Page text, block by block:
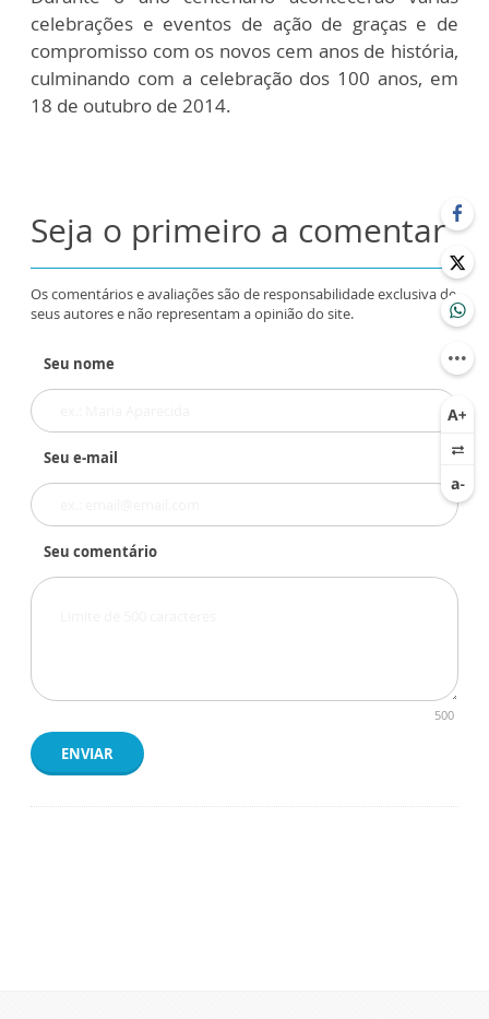
celebrações e eventos de ação de graças e de
compromisso com os novos cem anos de história,
culminando com a celebração dos 100 anos, em
18 de outubro de 2014.
Seja o primeiro a comentar
Os comentários e avaliações são de responsabilidade exclusiva de
seus autores e não representam a opinião do site.
Seu nome
Seu e-mail
Seu comentário
500
ENVIAR